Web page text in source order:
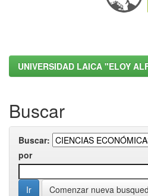
UNIVERSIDAD LAICA "ELOY
Buscar
Buscar:
por
Comenzar nueva